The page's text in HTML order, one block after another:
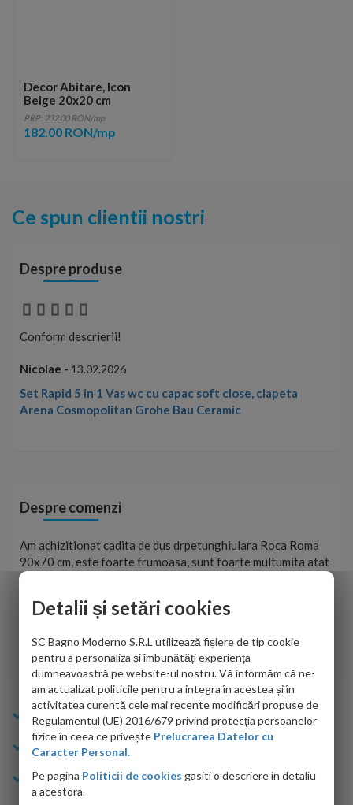
Decor Abitare, Icon
Beige 20x20 cm
PRP: 232.00 RON/mp
182.00 RON/mp
Ce spun clientii nostri
Despre produse
Conform descrierii!
Nicolae - 13.02.2026
Set Rapid 5 in 1 Vas wc cu capac soft close, clapeta
Arena Cosmopolitan Grohe Bau Ceramic
Despre comenzi
Am achizitionat cadita de dus drpetunghiulara Roca Roma
90x70 cm, este foarte frumoasa, sunt foarte multumita atat
de personalul firmei dvs. cu care am colaborat in obtinerea
adus coletul in siguranta.Numai bine, va doresc!
Sofrone Viviana -28.07.2026
Info Bagno
Cumparaturi
Suport clienti
Detalii și setări cookies
SC Bagno Moderno S.R.L utilizează fișiere de tip cookie
pentru a personaliza și îmbunătăți experiența
dumneavoastră pe website-ul nostru. Vă informăm că ne-
am actualizat politicile pentru a integra în acestea și în
activitatea curentă cele mai recente modificări propuse de
Regulamentul (UE) 2016/679 privind protecția persoanelor
fizice în ceea ce privește Prelucrarea Datelor cu
Caracter Personal.
Pe pagina Politicii de cookies gasiti o descriere in detaliu
a acestora.